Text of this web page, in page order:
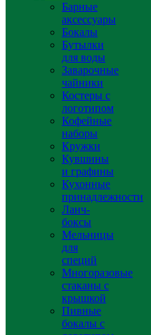
Барные
аксессуары
Бокалы
Бутылки
для воды
Заварочные
чайники
Костеры с
логотипом
Кофейные
наборы
Кружки
Кувшины
и графины
Кухонные
принадлежности
Ланч-
боксы
Мельницы
для
специй
Многоразовые
стаканы с
крышкой
Пивные
бокалы с